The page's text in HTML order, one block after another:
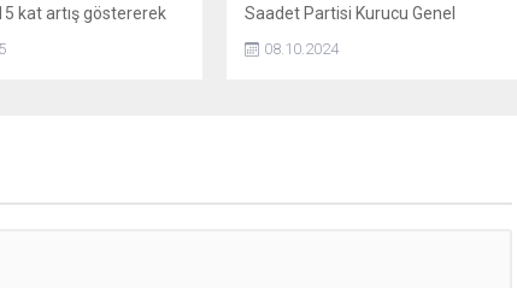
kat artış göstererek
açıkladı.
Saadet Partisi Kurucu Genel
töreninde Cumhurbaşkanı Erdoğan,
08.10.2024